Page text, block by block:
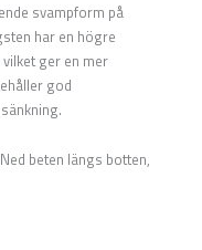
svampform på
har en högre
ger en mer
god
beten längs botten,